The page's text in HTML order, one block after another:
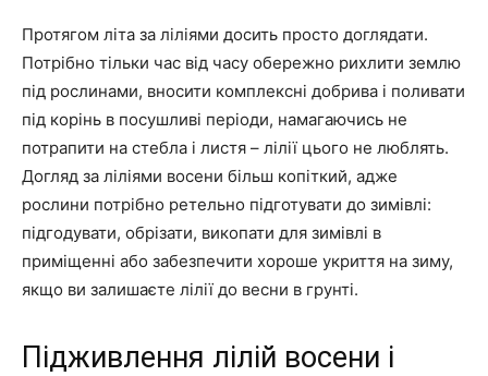
Протягом літа за ліліями досить просто доглядати.
Потрібно тільки час від часу обережно рихлити землю
під рослинами, вносити комплексні добрива і поливати
під корінь в посушливі періоди, намагаючись не
потрапити на стебла і листя – лілії цього не люблять.
Догляд за ліліями восени більш копіткий, адже
рослини потрібно ретельно підготувати до зимівлі:
підгодувати, обрізати, викопати для зимівлі в
приміщенні або забезпечити хороше укриття на зиму,
якщо ви залишаєте лілії до весни в грунті.
Підживлення лілій восени і